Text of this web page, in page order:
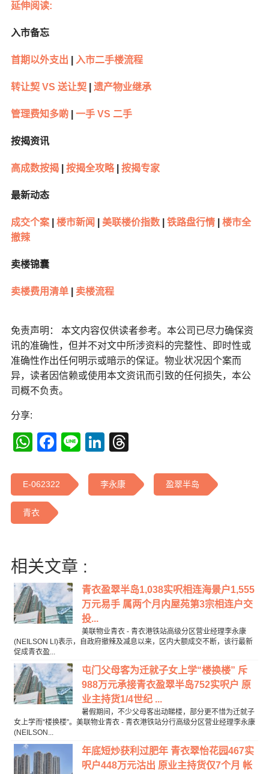
延伸阅读:
入市备忘
首期以外支出 入市二手楼流程
转让契 VS 送让契| 遗产物业继承
管理费知多啲| 一手 VS 二手
按揭资讯
高成数按揭| 按揭全攻略| 按揭专家
最新动态
成交个案| 楼市新闻 美联楼价指数| 铁路盘行情|
楼市全
撤辣
卖楼锦囊
卖楼费用清单| 卖楼流程
免责声明： 本文内容仅供读者参考。本公司已尽力确保资
讯的准确性，但并不对文中所涉资料的完整性、即时性或
准确性作出任何明示或暗示的保证。物业状况因个案而
异，读者因信赖或使用本文资讯而引致的任何损失，本公
司概不负责。
分享:
WhatsApp
Facebook
LineLinkedIn
E-062322 李永康 盈翠半岛
青衣
相关文章 :
青衣盈翠半岛1,038实呎相连海景户1,555
万元易手 属两个月内屋苑第3宗相连户交
投...
美联物业青衣 - 青衣港铁站高级分区营业经理李永康
(NEILSON LI)表示，自政府撤辣及减息以来，区内大额成交不断，该行最新
促成青衣盈...
屯门父母客为迁就子女上学“楼换楼” 斥
988万元承接青衣盈翠半岛752实呎户 原
业主持货1/4世纪 ...
暑假期间，不少父母客出动睇楼，部分更不惜为迁就子
女上学而“楼换楼”。美联物业青衣 - 青衣港铁站分行高级分区营业经理李永康
(NEILSON...
年底短炒获利过肥年 青衣翠怡花园467实
呎户448万元沽出 原业主持货仅7个月 帐